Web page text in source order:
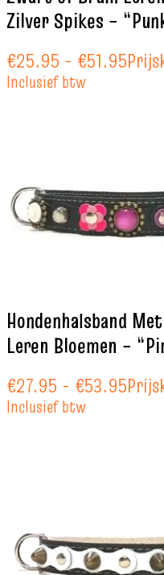
Zilver Spikes –
€25.95 - €51.95
Inclusief btw
Hondenhalsband
Leren Bloemen –
€27.95 - €53.95
Inclusief btw